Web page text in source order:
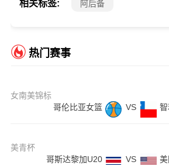
相关标签: 阿后备
热门赛事
女南美锦标
哥伦比亚女篮
VS
美青杯
哥斯达黎加U20
VS